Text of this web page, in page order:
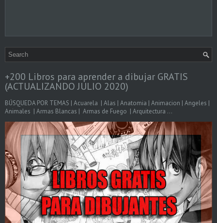
+200 Libros para aprender a dibujar GRATIS
(ACTUALIZANDO JULIO 2020)
BÚSQUEDA POR TEMAS | Acuarela | Alas | Anatomia | Animacion | Angeles |
Animales | Armas Blancas | Armas de Fuego | Arquitectura ...